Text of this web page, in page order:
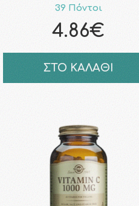
39 Πόντοι
4.86€
ΣΤΟ ΚΑΛΑΘΙ